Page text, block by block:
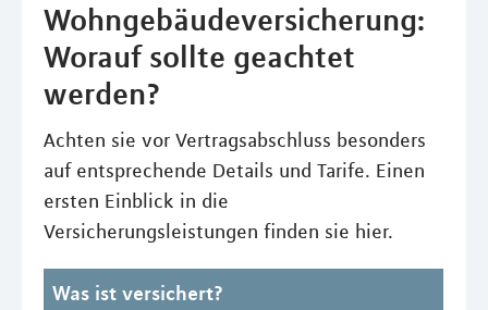
Wohngebäudeversicherung:
Worauf sollte geachtet
werden?
Achten sie vor Vertragsabschluss besonders
auf entsprechende Details und Tarife. Einen
ersten Einblick in die
Versicherungsleistungen finden sie hier.
Was ist versichert?